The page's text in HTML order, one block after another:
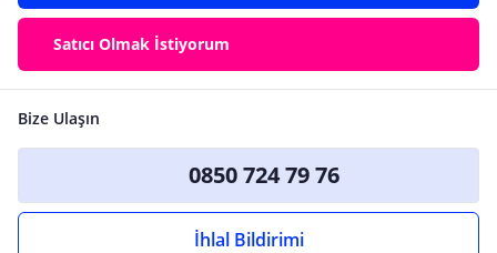
Satıcı Olmak İstiyorum
Bize Ulaşın
0850 724 79 76
İhlal Bildirimi